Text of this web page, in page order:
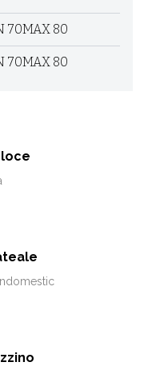
70MAX 80
70MAX 80